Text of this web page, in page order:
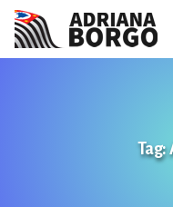
Tag: